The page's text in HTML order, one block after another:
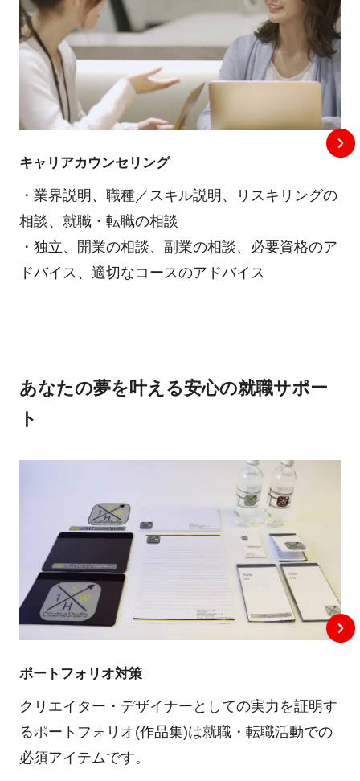
キャリアカウンセリング
・業界説明、職種／スキル説明、リスキリングの
相談、就職・転職の相談
・独立、開業の相談、副業の相談、必要資格のア
ドバイス、適切なコースのアドバイス
あなたの夢を叶える安心の就職サポー
ト
ポートフォリオ対策
クリエイター・デザイナーとしての実力を証明す
るポートフォリオ(作品集)は就職・転職活動での
必須アイテムです。